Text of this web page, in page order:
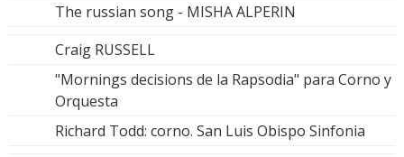
The russian song - MISHA ALPERIN
Craig RUSSELL
"Mornings decisions de la Rapsodia" para Corno y
Orquesta
Richard Todd: corno. San Luis Obispo Sinfonia